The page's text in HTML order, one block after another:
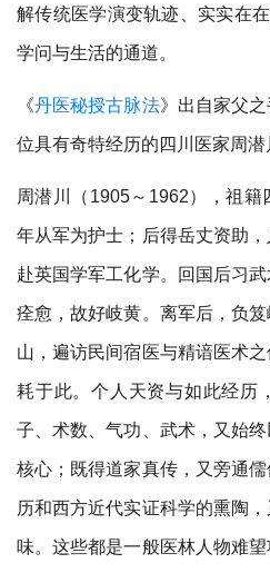
解传统医学演变轨迹、实实在
学问与生活的通道。
《丹医秘授古脉法》出自家父
位具有奇特经历的四川医家周潜
周潜川（1905～1962），祖
年从军为护士；后得岳丈资助
赴英国学军工化学。回国后习
痊愈，故好岐黄。离军后，负
山，遍访民间宿医与精谙医术
耗于此。个人天资与如此经历
子、术数、气功、武术，又始
核心；既得道家真传，又旁通
历和西方近代实证科学的熏陶
味。这些都是一般医林人物难